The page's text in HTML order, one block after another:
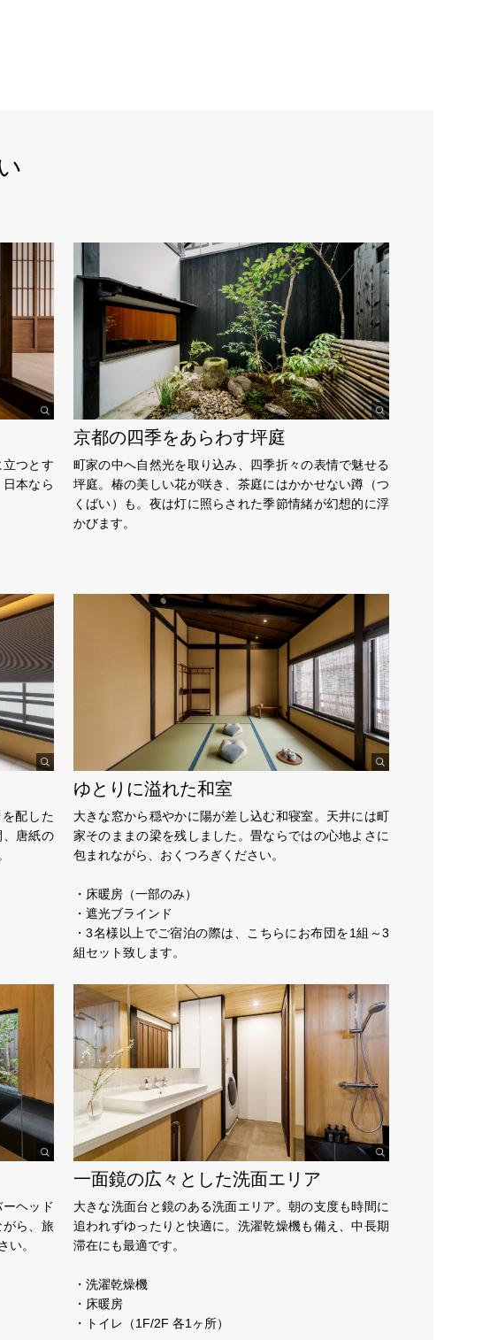
つとす
本なら
京都の四季をあらわす坪庭
町家の中へ自然光を取り込み、四季折々の表情で魅せる
坪庭。椿の美しい花が咲き、茶庭にはかかせない蹲（つ
くばい）も。夜は灯に照らされた季節情緒が幻想的に浮
かびます。
配した
唐紙の
ゆとりに溢れた和室
大きな窓から穏やかに陽が差し込む和寝室。天井には町
家そのままの梁を残しました。畳ならではの心地よさに
包まれながら、おくつろぎください。
・床暖房（一部のみ）
・遮光ブラインド
・3名様以上でご宿泊の際は、こちらにお布団を1組～3
組セット致します。
ヘッド
ら、旅
い。
一面鏡の広々とした洗面エリア
大きな洗面台と鏡のある洗面エリア。朝の支度も時間に
追われずゆったりと快適に。洗濯乾燥機も備え、中長期
滞在にも最適です。
・洗濯乾燥機
・床暖房
・トイレ（1F/2F 各1ヶ所）